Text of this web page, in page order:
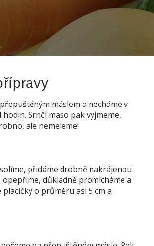
máslem a necháme v
hodin. Srnčí maso pak vyjmeme,
ale nemeleme!
přidáme drobně nakrájenou
opepříme, důkladně promícháme a
o průměru asi 5 cm a